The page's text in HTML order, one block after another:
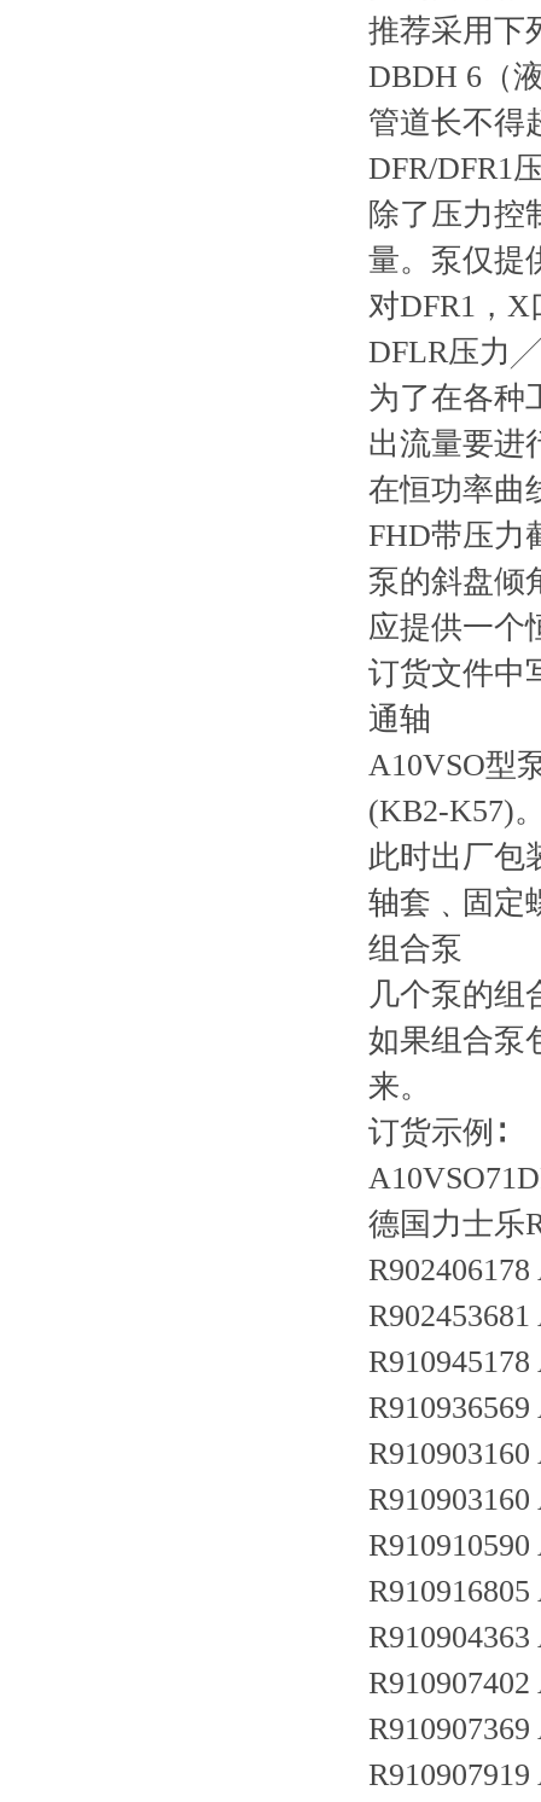
推荐采用下
DBDH 6（
管道长不得
DFR/DFR1
除了压力控
量。泵仅提
对DFR1，
DFLR压力
为了在各种
出流量要进
在恒功率曲
FHD带压力
泵的斜盘倾
应提供一个
订货文件中
通轴
A10VSO型
(KB2-K57)
此时出厂包
轴套﹑固定
组合泵
几个泵的组
如果组合泵
来。
订货示例∶
德国力士乐